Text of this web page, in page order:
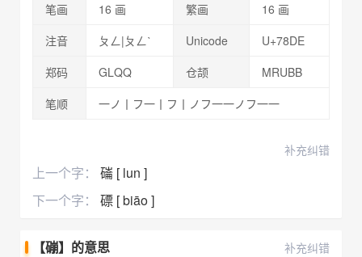
笔画
16 画 繁画
16 画
注音
ㄆㄥ|ㄆㄥˋ Unicode
U+78DE
郑码
GLQQ 仓颉
MRUBB
笔顺
一ノ丨フ一丨フ丨ノフ一一ノフ一一
补充纠错
上一个字：
磮 [ lun ]
下一个字：
磦 [ biāo ]
【磞】的意思 补充纠错